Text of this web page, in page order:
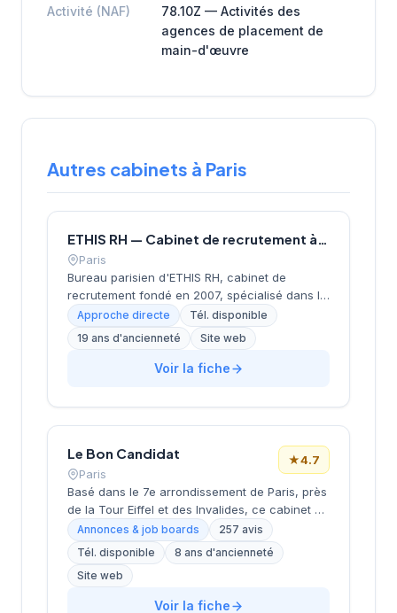
Activité (NAF)
78.10Z — Activités des
agences de placement de
main-d'œuvre
Autres cabinets à Paris
ETHIS RH — Cabinet de recrutement à Paris
Paris
Bureau parisien d'ETHIS RH, cabinet de
recrutement fondé en 2007, spécialisé dans le
conseil en ressources humaines, le
recrutement de cadres et dirigeants, le
coaching et l'outplacement. Situé au 16 rue de
Monceau dans le 8e arrondissement de Paris,
Approche directe
Tél. disponible
19 ans d'ancienneté
Site web
Voir la fiche
Le Bon Candidat
Paris
★4.7
Basé dans le 7e arrondissement de Paris, près
de la Tour Eiffel et des Invalides, ce cabinet de
recrutement bénéficie d'une localisation
prestigieuse au cœur de la capitale. Installé
rue de Bellechasse, il accompagne les
entreprises dans leurs recrutements avec une
approche personnalisée. La structure affiche
Annonces & job boards
257 avis
Tél. disponible
8 ans d'ancienneté
Site web
Voir la fiche